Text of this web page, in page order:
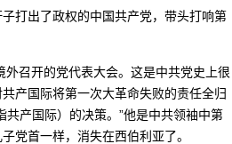
打出了政权的中国共产党，带头打响第
召开的党代表大会。这是中共党史上很
产国际将第一次大革命失败的责任全归
产国际）的决策。”他是中共领袖中第
党首一样，消失在西伯利亚了。